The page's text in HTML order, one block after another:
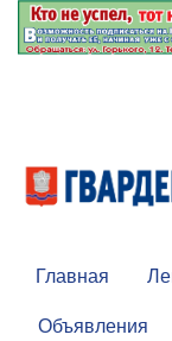
Главная
Объявления